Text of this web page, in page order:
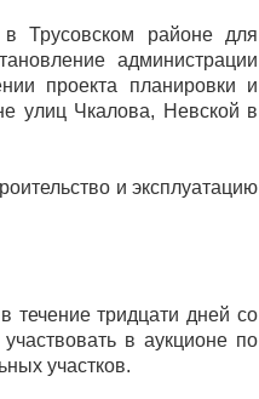
Трусовском районе для
администрации
проекта планировки и
улиц Чкалова, Невской в
и эксплуатацию
течение тридцати дней со
в аукционе по
участков.